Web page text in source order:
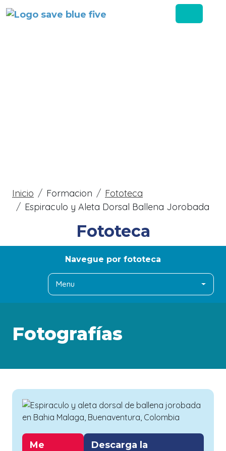
Pasar al contenido principal
Sobrescribir
Inicio Formacion
Fototeca
Espiraculo y Aleta Dorsal Ballena Jorobada
Fototeca
Navegue por fototeca
Menu
Fotografías
Me
Descarga la